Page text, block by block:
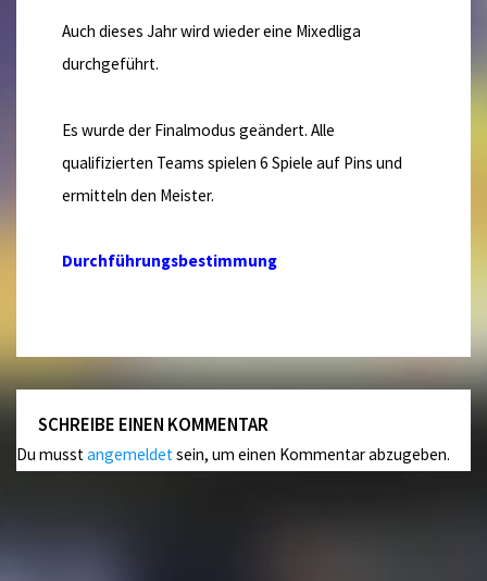
Auch dieses Jahr wird wieder eine Mixedliga
durchgeführt.
Es wurde der Finalmodus geändert. Alle
qualifizierten Teams spielen 6 Spiele auf Pins und
ermitteln den Meister.
Durchführungsbestimmung
SCHREIBE EINEN KOMMENTAR
Du musstangemeldetsein, um einen Kommentar abzugeben.